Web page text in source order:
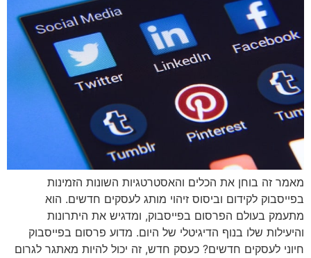
מאמר זה בוחן את הכלים והאסטרטגיות השונות הזמינות
בפייסבוק לקידום וביסוס זיהוי מותג לעסקים חדשים. הוא
מתעמק בעולם הפרסום בפייסבוק, ומדגיש את היתרונות
והיעילות שלו בנוף הדיגיטלי של היום. מדוע פרסום בפייסבוק
חיוני לעסקים חדשים? כעסק חדש, זה יכול להיות מאתגר לגרום